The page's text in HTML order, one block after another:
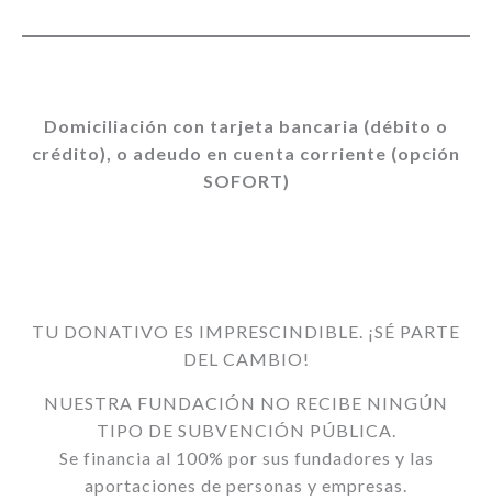
Domiciliación con tarjeta bancaria (débito o
crédito), o adeudo en cuenta corriente (opción
SOFORT)
TU DONATIVO ES IMPRESCINDIBLE. ¡SÉ PARTE
DEL CAMBIO!
NUESTRA FUNDACIÓN NO RECIBE NINGÚN
TIPO DE SUBVENCIÓN PÚBLICA.
Se financia al 100% por sus fundadores y las
aportaciones de personas y empresas.